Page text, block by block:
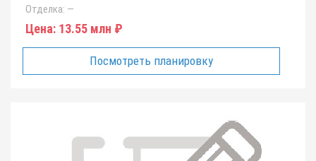
Отделка: —
Цена: 13.55 млн ₽
Посмотреть планировку